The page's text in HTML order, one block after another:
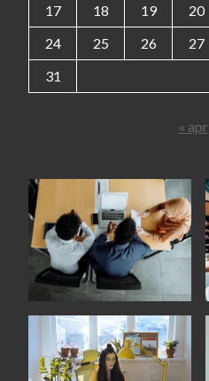
17
18 19 20
24
25 26 27
31
« apr